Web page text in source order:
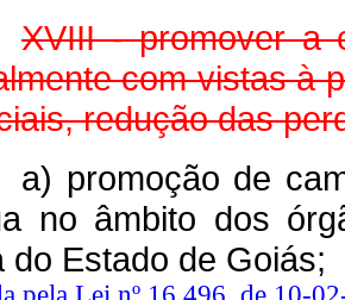
XVIII - promover a
com vistas à
redução das
a) promoção de
no âmbito dos
do Estado de Goiás;